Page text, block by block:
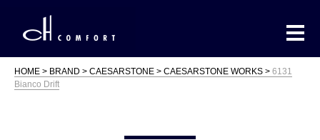
HOME BRAND CAESARSTONE CAESARSTONE WORKS
6131
Bianco Drift